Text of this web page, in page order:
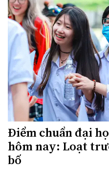
Điểm chuẩn đại
hôm nay: Loạt
bố